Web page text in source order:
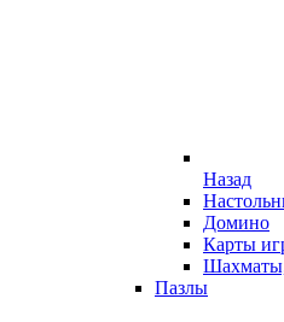
Назад
Домино
Карты
Пазлы